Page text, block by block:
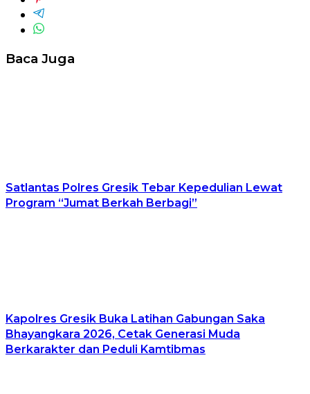
Baca Juga
Satlantas Polres Gresik Tebar Kepedulian Lewat
Program “Jumat Berkah Berbagi”
Kapolres Gresik Buka Latihan Gabungan Saka
Bhayangkara 2026, Cetak Generasi Muda
Berkarakter dan Peduli Kamtibmas